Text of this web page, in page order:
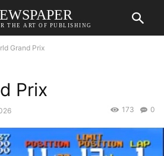
THE ART OF PUBLISHING
Grand Prix
Prix
0
173